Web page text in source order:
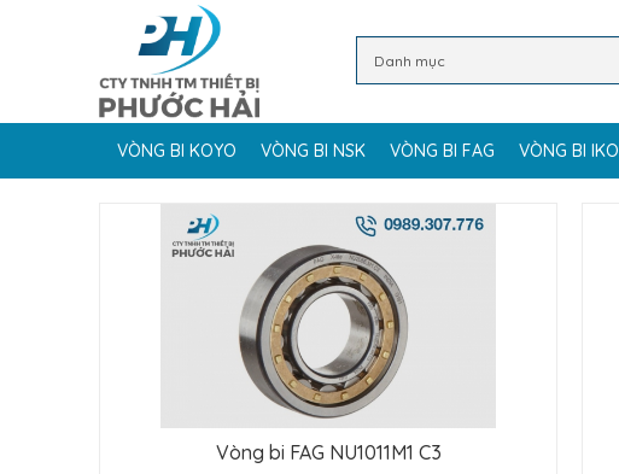
VÒNG BI KOYO VÒNG BI NSK VÒNG BI FAG VÒNG BI IKO
Vòng bi FAG NU1011M1 C3